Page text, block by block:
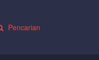
Pencarian